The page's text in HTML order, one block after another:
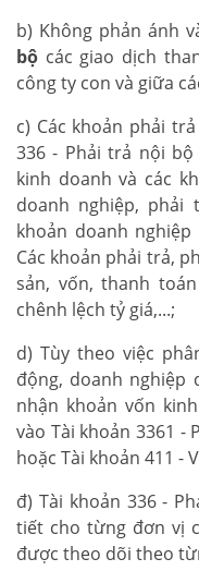
b) Không phản ánh
bộ các giao dịch
công ty con và giữa
c) Các khoản phải
336 - Phải trả nội
kinh doanh và các
doanh nghiệp, phải
khoản doanh
Các khoản phải trả,
sản, vốn, thanh
chênh lệch tỷ giá,...;
d) Tùy theo việc
động, doanh
nhận khoản vốn
vào Tài khoản 3361 -
hoặc Tài khoản 411 -
đ) Tài khoản 336 -
tiết cho từng đơn vị
được theo dõi theo